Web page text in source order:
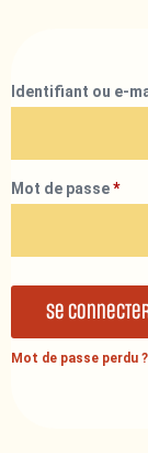
Identifiant ou e-
Mot de passe*
Se
Mot de passe perdu ?